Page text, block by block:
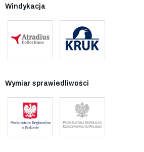
Windykacja
Wymiar sprawiedliwości